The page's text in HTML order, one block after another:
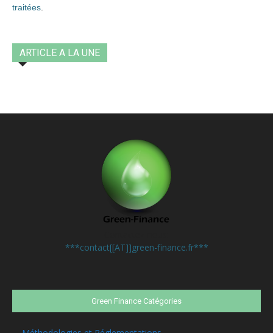
traitées
ARTICLE A LA UNE
***contact[[AT]]green-finance.fr***
Green Finance Catégories